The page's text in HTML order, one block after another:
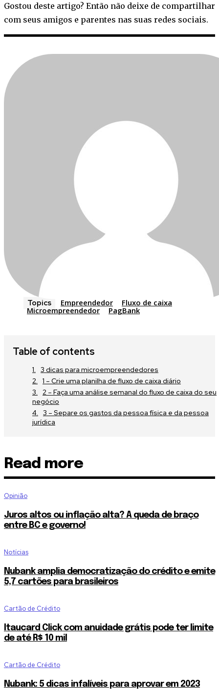
Gostou deste artigo? Então não deixe de compartilhar
com seus amigos e parentes nas suas redes sociais.
Topics Empreendedor
Fluxo de caixa
Microempreendedor
PagBank
Table of contents
3 dicas para microempreendedores
1 – Crie uma planilha de fluxo de caixa diário
2 – Faça uma análise semanal do fluxo de caixa do seu
negócio
3 – Separe os gastos da pessoa física e da pessoa
jurídica
Read more
Opinião
Juros altos ou inflação alta? A queda de braço
entre BC e governo!
Notícias
Nubank amplia democratização do crédito e emite
5,7 cartões para brasileiros
Cartão de Crédito
Itaucard Click com anuidade grátis pode ter limite
de até R$ 10 mil
Cartão de Crédito
Nubank: 5 dicas infalíveis para aprovar em 2023